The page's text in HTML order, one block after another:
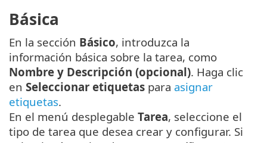
Básica
En la sección Básico, introduzca la
información básica sobre la tarea, como
Nombre y Descripción (opcional). Haga clic
en Seleccionar etiquetas para asignar
etiquetas.
En el menú desplegable Tarea, seleccione el
tipo de tarea que desea crear y configurar. Si